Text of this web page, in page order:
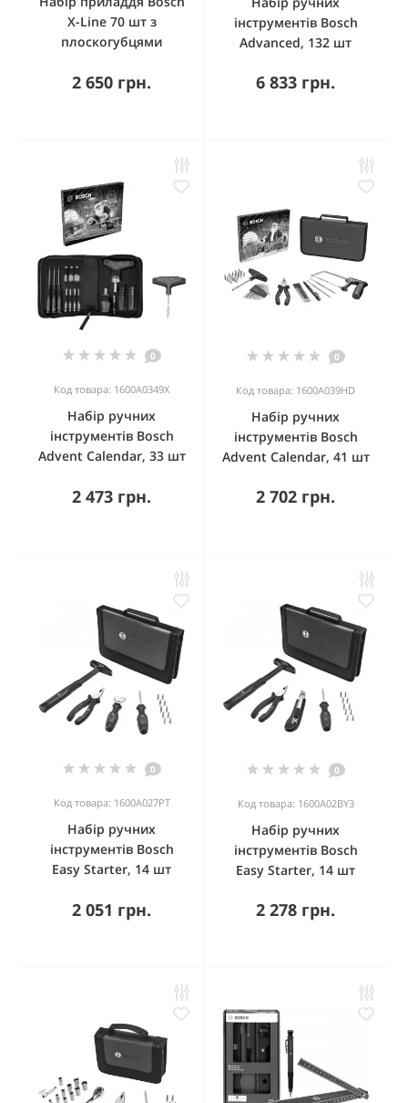
X-Line 70 шт з
плоскогубцями
2 650 грн.
інструментів Bosch
Advanced, 132 шт
6 833 грн.
0
Код товара: 1600A0349X
Набір ручних
інструментів Bosch
Advent Calendar, 33 шт
2 473 грн.
0
Код товара: 1600A039HD
Набір ручних
інструментів Bosch
Advent Calendar, 41 шт
2 702 грн.
0
Код товара: 1600A027PT
Набір ручних
інструментів Bosch
Easy Starter, 14 шт
2 051 грн.
0
Код товара: 1600A02BY3
Набір ручних
інструментів Bosch
Easy Starter, 14 шт
2 278 грн.